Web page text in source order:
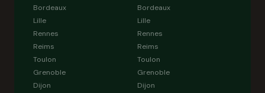
Bordeaux
Lille
Rennes
Reims
Toulon
Grenoble
Dijon
Bordeaux
Lille
Rennes
Reims
Toulon
Grenoble
Dijon